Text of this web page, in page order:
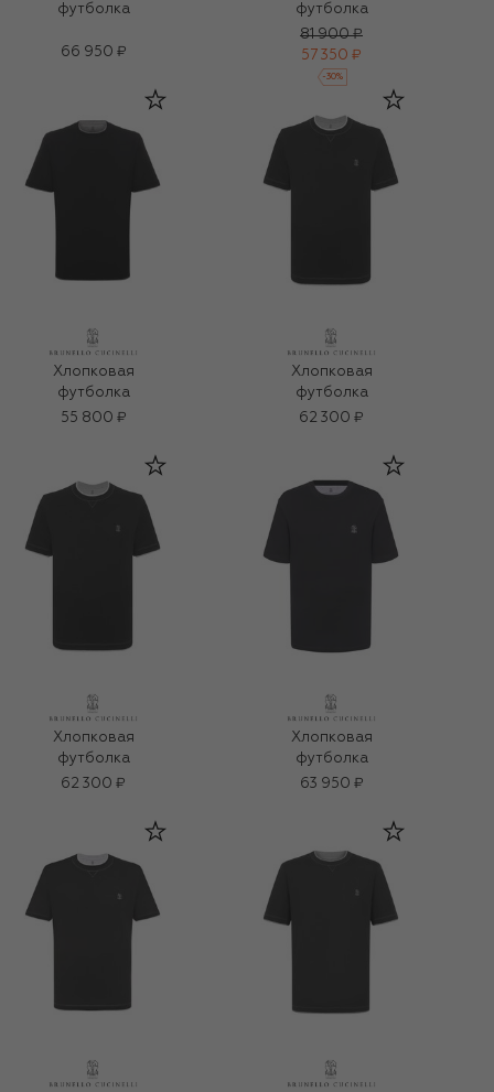
футболка
66 950 ₽
футболка
81 900 ₽
57 350 ₽
-30%
Хлопковая
футболка
55 800 ₽
Хлопковая
футболка
62 300 ₽
Хлопковая
футболка
62 300 ₽
Хлопковая
футболка
63 950 ₽